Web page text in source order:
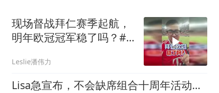
现场督战拜仁赛季起航，
明年欧冠冠军稳了吗？#
香港行 #潘伟力
Leslie潘伟力
Lisa急宣布，不会缺席组合十周年活动，她无法失去BLACKPINK前缀